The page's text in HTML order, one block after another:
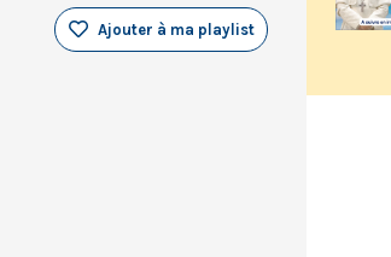
Ajouter à ma playlist